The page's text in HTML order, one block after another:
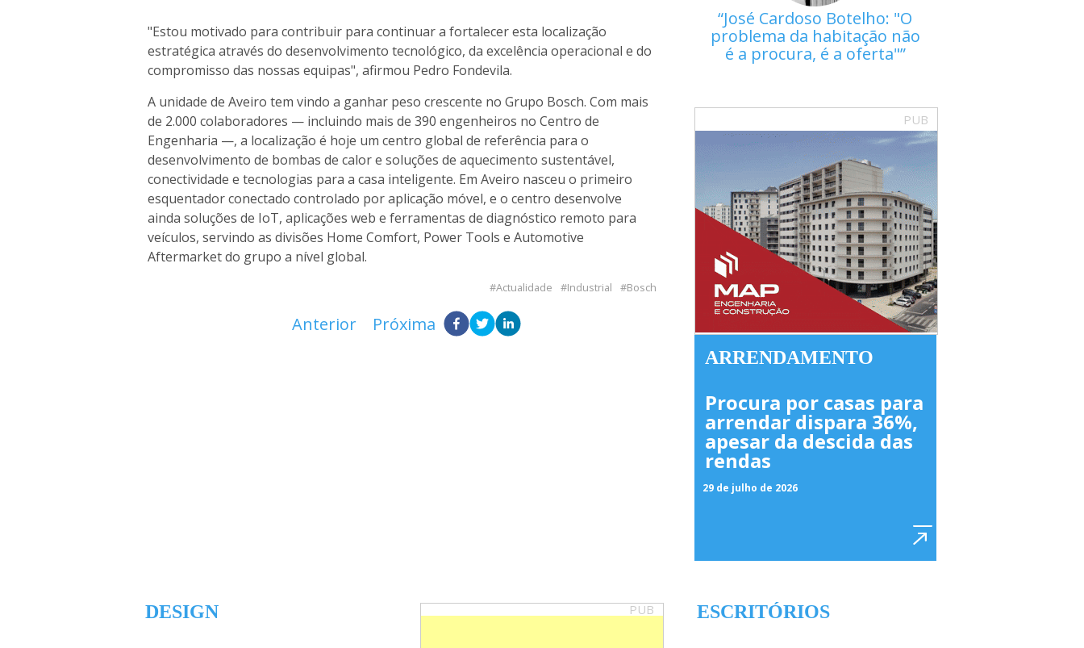
"Estou motivado para contribuir para continuar a fortalecer esta localização
estratégica através do desenvolvimento tecnológico, da excelência operacional e do
compromisso das nossas equipas", afirmou Pedro Fondevila.
A unidade de Aveiro tem vindo a ganhar peso crescente no Grupo Bosch. Com mais
de 2.000 colaboradores — incluindo mais de 390 engenheiros no Centro de
Engenharia —, a localização é hoje um centro global de referência para o
desenvolvimento de bombas de calor e soluções de aquecimento sustentável,
conectividade e tecnologias para a casa inteligente. Em Aveiro nasceu o primeiro
esquentador conectado controlado por aplicação móvel, e o centro desenvolve
ainda soluções de IoT, aplicações web e ferramentas de diagnóstico remoto para
veículos, servindo as divisões Home Comfort, Power Tools e Automotive
Aftermarket do grupo a nível global.
Actualidade Industrial Bosch
Anterior Próxima
José Cardoso Botelho: "O
problema da habitação não
é a procura, é a oferta"
PUB
ARRENDAMENTO
Procura por casas para
arrendar dispara 36%,
apesar da descida das
rendas
29 de julho de 2026
DESIGN PUB ESCRITÓRIOS